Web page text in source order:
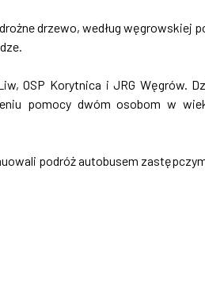
drzewo, według węgrowskiej
OSP Korytnica i JRG Węgrów.
pomocy dwóm osobom w
podróż autobusem